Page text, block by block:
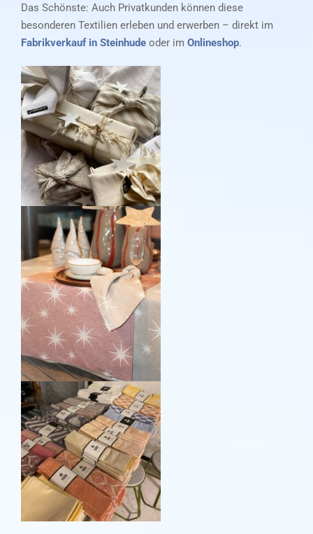
Das Schönste: Auch Privatkunden können diese
besonderen Textilien erleben und erwerben – direkt im
Fabrikverkauf in Steinhude oder im Onlineshop.